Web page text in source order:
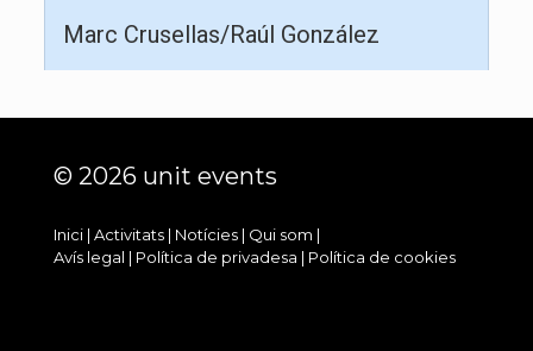
Marc Crusellas/Raúl González
© 2026 unit events
Inici | Activitats | Notícies | Qui som |
Avís legal | Política de privadesa | Política de cookies